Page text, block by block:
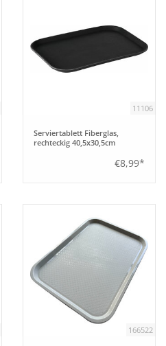
11106
Serviertablett Fiberglas,
rechteckig 40,5x30,5cm
€8,99*
166522